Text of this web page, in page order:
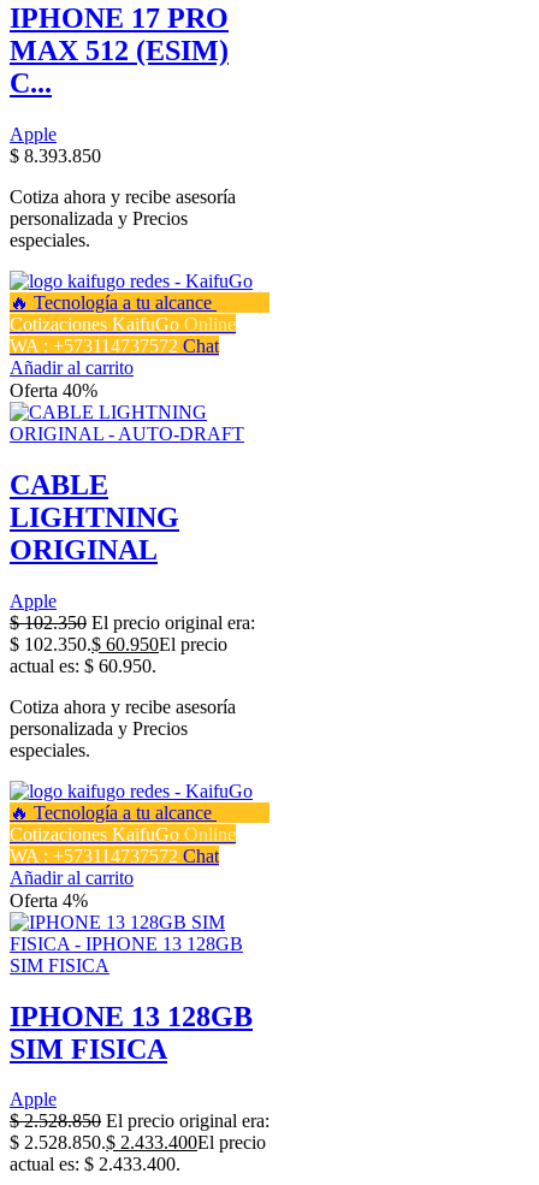
IPHONE 17 PRO
MAX 512 (ESIM)
C...
Apple
$ 8.393.850
Cotiza ahora y recibe asesoría
personalizada y Precios
especiales.
Cotizaciones KaifuGo Online
WA : +573114737572 Chat
Añadir al carrito
Oferta 40%
CABLE
LIGHTNING
ORIGINAL
Apple
$102.350 El precio original era:
$ 102.350.$ 60.950El precio
actual es: $ 60.950.
Cotiza ahora y recibe asesoría
personalizada y Precios
especiales.
Cotizaciones KaifuGo Online
WA : +573114737572 Chat
Añadir al carrito
Oferta 4%
IPHONE 13 128GB
SIM FISICA
Apple
$2.528.850 El precio original era:
$ 2.528.850.$ 2.433.400El precio
actual es: $ 2.433.400.